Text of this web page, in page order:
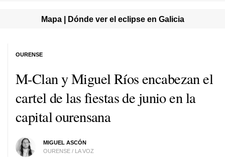
Mapa | Dónde ver el eclipse en Galicia
M-Clan y Miguel Ríos encabezan el
cartel de las fiestas de junio en la
capital ourensana
MIGUEL ASCÓN
OURENSE / LA VOZ
OURENSE